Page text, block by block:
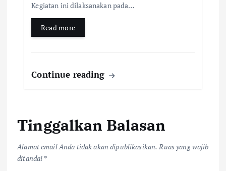
Kegiatan ini dilaksanakan pada…
Read more
Continue reading
Tinggalkan Balasan
Alamat email Anda tidak akan dipublikasikan. Ruas yang wajib
ditandai *